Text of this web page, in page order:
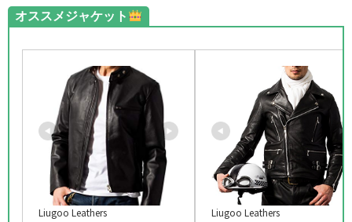
オススメジャケット
Liugoo Leathers Liugoo Leathers